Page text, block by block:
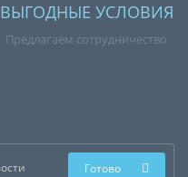
ВЫГОДНЫЕ УСЛОВИЯ
Предлагаем сотрудничество
Готово